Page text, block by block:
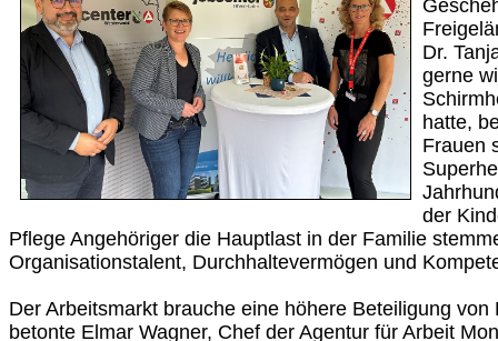
Dr.
gerne
hatte,
Frauen
der
Pflege Angehöriger die Hauptlast in der Familie
Organisationstalent, Durchhaltevermögen und
Der Arbeitsmarkt brauche eine höhere Beteiligung
betonte Elmar Wagner, Chef der Agentur für Arbeit